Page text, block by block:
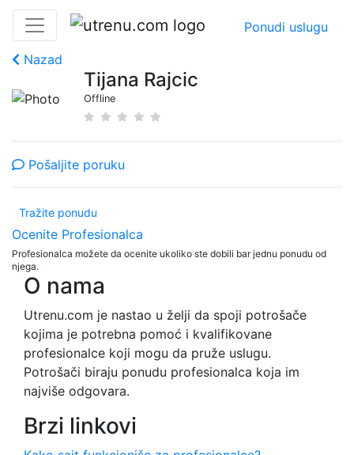
Ponudi uslugu
Nazad
Tijana Rajcic
Offline
Pošaljite poruku
Tražite ponudu
Ocenite Profesionalca
Profesionalca možete da ocenite ukoliko ste dobili bar jednu ponudu od
njega.
O nama
Utrenu.com je nastao u želji da spoji potrošače
kojima je potrebna pomoć i kvalifikovane
profesionalce koji mogu da pruže uslugu.
Potrošači biraju ponudu profesionalca koja im
najviše odgovara.
Brzi linkovi